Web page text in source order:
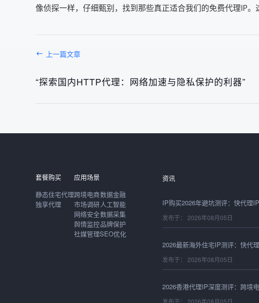
像侦探一样，仔细甄别，找到那些真正适合我们的免费代理IP
上一篇文章
“探索国内HTTP代理：网络加速与隐私保护的利器”
套餐购买
静态住宅代理
独享代理
应用场景
跨境电商
市场调研
网络安全
舆情监控
社媒管理
数据金融
人工智能
数据采集
品牌保护
SEO优化
资讯
发布于： 2026年08月06日
发布于： 2026年08月05日
发布于： 2026年08月05日
发布于： 2026年08月05日